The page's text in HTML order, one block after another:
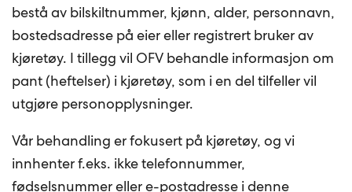
bestå av bilskiltnummer, kjønn, alder, personnavn,
bostedsadresse på eier eller registrert bruker av
kjøretøy. I tillegg vil OFV behandle informasjon om
pant (heftelser) i kjøretøy, som i en del tilfeller vil
utgjøre personopplysninger.
Vår behandling er fokusert på kjøretøy, og vi
innhenter f.eks. ikke telefonnummer,
fødselsnummer eller e-postadresse i denne